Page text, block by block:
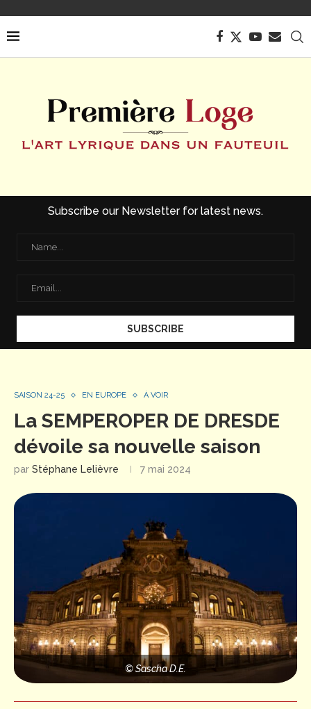
Subscribe our Newsletter for latest news.
SAISON 24-25 EN EUROPE À VOIR
La SEMPEROPER DE DRESDE
dévoile sa nouvelle saison
par Stéphane Lelièvre 7 mai 2024
© Sascha D.E.